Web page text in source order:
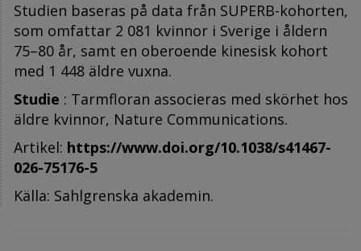
Studien baseras på data från SUPERB-kohorten,
som omfattar 2 081 kvinnor i Sverige i åldern
75–80 år, samt en oberoende kinesisk kohort
med 1 448 äldre vuxna.
Studie : Tarmfloran associeras med skörhet hos
äldre kvinnor, Nature Communications.
Artikel: https://www.doi.org/10.1038/s41467-
026-75176-5
Källa: Sahlgrenska akademin.